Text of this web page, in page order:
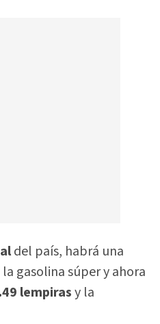
del país, habrá una
gasolina súper y ahora
lempirasy la